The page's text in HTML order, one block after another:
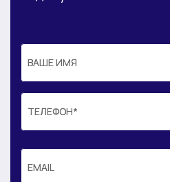
ВАШЕ ИМЯ
ВАШЕ ИМЯ
ТЕЛЕФОН*
ТЕЛЕФОН*
EMAIL
EMAIL